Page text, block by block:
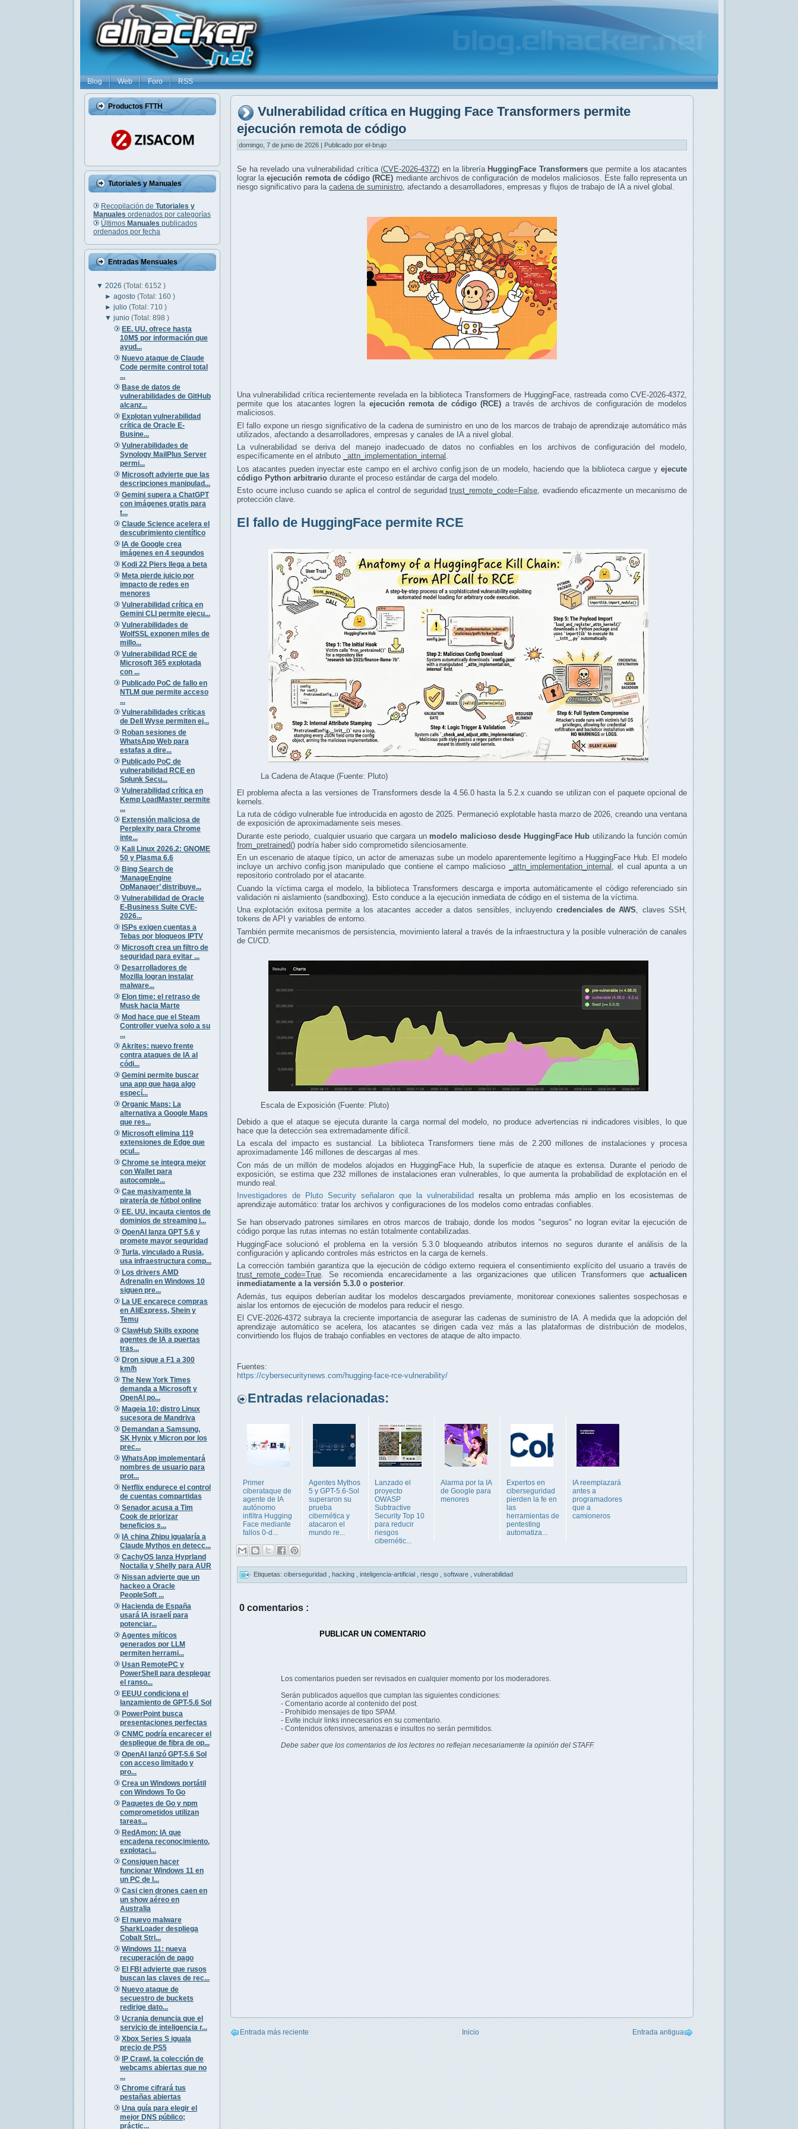
Blog Web Foro RSS
Productos FTTH
Tutoriales y Manuales
Recopilación de Tutoriales y
Manuales ordenados por categorías
Últimos Manuales publicados
ordenados por fecha
Entradas Mensuales
▼ 2026 (Total: 6152 )
►agosto(Total: 160 )
►julio(Total: 710 )
▼junio(Total: 898 )
EE. UU. ofrece hasta
10M$ por información que
ayud...
Nuevo ataque de Claude
Code permite control total
...
Base de datos de
vulnerabilidades de GitHub
alcanz...
Explotan vulnerabilidad
crítica de Oracle E-
Busine...
Vulnerabilidades de
Synology MailPlus Server
permi...
Microsoft advierte que las
descripciones manipulad...
Gemini supera a ChatGPT
con imágenes gratis para
t...
Claude Science acelera el
descubrimiento científico
IA de Google crea
imágenes en 4 segundos
Kodi 22 Piers llega a beta
Meta pierde juicio por
impacto de redes en
menores
Vulnerabilidad crítica en
Gemini CLI permite ejecu...
Vulnerabilidades de
WolfSSL exponen miles de
millo...
Vulnerabilidad RCE de
Microsoft 365 explotada
con ...
Publicado PoC de fallo en
NTLM que permite acceso
...
Vulnerabilidades críticas
de Dell Wyse permiten ej...
Roban sesiones de
WhatsApp Web para
estafas a dire...
Publicado PoC de
vulnerabilidad RCE en
Splunk Secu...
Vulnerabilidad crítica en
Kemp LoadMaster permite
...
Extensión maliciosa de
Perplexity para Chrome
inte...
Kali Linux 2026.2: GNOME
50 y Plasma 6.6
Bing Search de
‘ManageEngine
OpManager’ distribuye...
Vulnerabilidad de Oracle
E-Business Suite CVE-
2026...
ISPs exigen cuentas a
Tebas por bloqueos IPTV
Microsoft crea un filtro de
seguridad para evitar ...
Desarrolladores de
Mozilla logran instalar
malware...
Elon time: el retraso de
Musk hacia Marte
Mod hace que el Steam
Controller vuelva solo a su
...
Akrites: nuevo frente
contra ataques de IA al
códi...
Gemini permite buscar
una app que haga algo
especí...
Organic Maps: La
alternativa a Google Maps
que res...
Microsoft elimina 119
extensiones de Edge que
ocul...
Chrome se integra mejor
con Wallet para
autocomple...
Cae masivamente la
piratería de fútbol online
EE. UU. incauta cientos de
dominios de streaming i...
OpenAI lanza GPT 5.6 y
promete mayor seguridad
Turla, vinculado a Rusia,
usa infraestructura comp...
Los drivers AMD
Adrenalin en Windows 10
siguen pre...
La UE encarece compras
en AliExpress, Shein y
Temu
ClawHub Skills expone
agentes de IA a puertas
tras...
Dron sigue a F1 a 300
km/h
The New York Times
demanda a Microsoft y
OpenAI po...
Mageia 10: distro Linux
sucesora de Mandriva
Demandan a Samsung,
SK Hynix y Micron por los
prec...
WhatsApp implementará
nombres de usuario para
prot...
Netflix endurece el control
de cuentas compartidas
Senador acusa a Tim
Cook de priorizar
beneficios s...
IA china Zhipu igualaría a
Claude Mythos en detecc...
CachyOS lanza Hyprland
Noctalia y Shelly para AUR
Nissan advierte que un
hackeo a Oracle
PeopleSoft ...
Hacienda de España
usará IA israelí para
potenciar...
Agentes míticos
generados por LLM
permiten herrami...
Usan RemotePC y
PowerShell para desplegar
el ranso...
EEUU condiciona el
lanzamiento de GPT-5.6 Sol
PowerPoint busca
presentaciones perfectas
CNMC podría encarecer el
despliegue de fibra de op...
OpenAI lanzó GPT-5.6 Sol
con acceso limitado y
pro...
Crea un Windows portátil
con Windows To Go
Paquetes de Go y npm
comprometidos utilizan
tareas...
RedAmon: IA que
encadena reconocimiento,
explotaci...
Consiguen hacer
funcionar Windows 11 en
un PC de l...
Casi cien drones caen en
un show aéreo en
Australia
El nuevo malware
SharkLoader despliega
Cobalt Stri...
Windows 11: nueva
recuperación de pago
El FBI advierte que rusos
buscan las claves de rec...
Nuevo ataque de
secuestro de buckets
redirige dato...
Ucrania denuncia que el
servicio de inteligencia r...
Xbox Series S iguala
precio de PS5
IP Crawl, la colección de
webcams abiertas que no
...
Chrome cifrará tus
pestañas abiertas
Una guía para elegir el
mejor DNS público;
práctic...
Vulnerabilidad crítica en Hugging Face Transformers permite
ejecución remota de código
domingo, 7 de junio de 2026 | Publicado por el-brujo
Se ha revelado una vulnerabilidad crítica (CVE-2026-4372) en la librería HuggingFace Transformersque permite a los atacantes
lograr laejecución remota de código (RCE) mediante archivos de configuración de modelos maliciosos. Este fallo representa un
riesgo significativo para la cadena de suministro , afectando a desarrolladores, empresas y flujos de trabajo de IA a nivel global.
Una vulnerabilidad crítica recientemente revelada en la biblioteca Transformers de HuggingFace, rastreada como CVE-2026-4372,
permite que los atacantes logren la ejecución remota de código (RCE) a través de archivos de configuración de modelos
maliciosos.
El fallo expone un riesgo significativo de la cadena de suministro en uno de los marcos de trabajo de aprendizaje automático más
utilizados, afectando a desarrolladores, empresas y canales de IA a nivel global.
La vulnerabilidad se deriva del manejo inadecuado de datos no confiables en los archivos de configuración del modelo,
específicamente en el atributo
_attn_implementation_internal .
Los atacantes pueden inyectar este campo en el archivo config.json de un modelo, haciendo que la biblioteca cargue y ejecute
código Python arbitrario durante el proceso estándar de carga del modelo.
Esto ocurre incluso cuando se aplica el control de seguridadtrust_remote_code=False, evadiendo eficazmente un mecanismo de
protección clave.
El fallo de HuggingFace permite RCE
La Cadena de Ataque (Fuente: Pluto)
El problema afecta a las versiones de Transformers desde la 4.56.0 hasta la 5.2.x cuando se utilizan con el paquete opcional de
kernels.
La ruta de código vulnerable fue introducida en agosto de 2025. Permaneció explotable hasta marzo de 2026, creando una ventana
de exposición de aproximadamente seis meses.
Durante este periodo, cualquier usuario que cargara un modelo malicioso desde HuggingFace Hub utilizando la función común
from_pretrained() podría haber sido comprometido silenciosamente.
En un escenario de ataque típico, un actor de amenazas sube un modelo aparentemente legítimo a HuggingFace Hub. El modelo
incluye un archivo config.json manipulado que contiene el campo malicioso
_attn_implementation_internal , el cual apunta a un
repositorio controlado por el atacante.
Cuando la víctima carga el modelo, la biblioteca Transformers descarga e importa automáticamente el código referenciado sin
validación ni aislamiento (sandboxing). Esto conduce a la ejecución inmediata de código en el sistema de la víctima.
Una explotación exitosa permite a los atacantes acceder a datos sensibles, incluyendo credenciales de AWS, claves SSH,
tokens de API y variables de entorno.
También permite mecanismos de persistencia, movimiento lateral a través de la infraestructura y la posible vulneración de canales
de CI/CD.
Escala de Exposición (Fuente: Pluto)
Debido a que el ataque se ejecuta durante la carga normal del modelo, no produce advertencias ni indicadores visibles, lo que
hace que la detección sea extremadamente difícil.
La escala del impacto es sustancial. La biblioteca Transformers tiene más de 2.200 millones de instalaciones y procesa
aproximadamente 146 millones de descargas al mes.
Con más de un millón de modelos alojados en HuggingFace Hub, la superficie de ataque es extensa. Durante el periodo de
exposición, se estima que 232 millones de instalaciones eran vulnerables, lo que aumenta la probabilidad de explotación en el
mundo real.
Investigadores de Pluto Security señalaron que la vulnerabilidad resalta un problema más amplio en los ecosistemas de
aprendizaje automático: tratar los archivos y configuraciones de los modelos como entradas confiables.
Se han observado patrones similares en otros marcos de trabajo, donde los modos "seguros" no logran evitar la ejecución de
código porque las rutas internas no están totalmente contabilizadas.
HuggingFace solucionó el problema en la versión 5.3.0 bloqueando atributos internos no seguros durante el análisis de la
configuración y aplicando controles más estrictos en la carga de kernels.
La corrección también garantiza que la ejecución de código externo requiera el consentimiento explícito del usuario a través de
trust_remote_code=True. Se recomienda encarecidamente a las organizaciones que utilicen Transformers que actualicen
inmediatamente a la versión 5.3.0 o posterior.
Además, tus equipos deberían auditar los modelos descargados previamente, monitorear conexiones salientes sospechosas e
aislar los entornos de ejecución de modelos para reducir el riesgo.
El CVE-2026-4372 subraya la creciente importancia de asegurar las cadenas de suministro de IA. A medida que la adopción del
aprendizaje automático se acelera, los atacantes se dirigen cada vez más a las plataformas de distribución de modelos,
convirtiendo los flujos de trabajo confiables en vectores de ataque de alto impacto.
Fuentes:
https://cybersecuritynews.com/hugging-face-rce-vulnerability/
Entradas relacionadas:
Primer
ciberataque de
agente de IA
autónomo
infiltra Hugging
Face mediante
fallos 0-d...
Agentes Mythos
5 y GPT-5.6-Sol
superaron su
prueba
cibernética y
atacaron el
mundo re...
Lanzado el
proyecto
OWASP
Subtractive
Security Top 10
para reducir
riesgos
cibernétic...
Alarma por la IA
de Google para
menores
Expertos en
ciberseguridad
pierden la fe en
las
herramientas de
pentesting
automatiza...
IA reemplazará
antes a
programadores
que a
camioneros
Etiquetas: ciberseguridad hacking inteligencia-artificial riesgo software vulnerabilidad
0 comentarios :
PUBLICAR UN COMENTARIO
Los comentarios pueden ser revisados en cualquier momento por los moderadores.
Serán publicados aquellos que cumplan las siguientes condiciones:
- Comentario acorde al contenido del post.
- Prohibido mensajes de tipo SPAM.
- Evite incluir links innecesarios en su comentario.
- Contenidos ofensivos, amenazas e insultos no serán permitidos.
Debe saber que los comentarios de los lectores no reflejan necesariamente la opinión del STAFF.
Entrada más reciente Entrada antigua
Inicio